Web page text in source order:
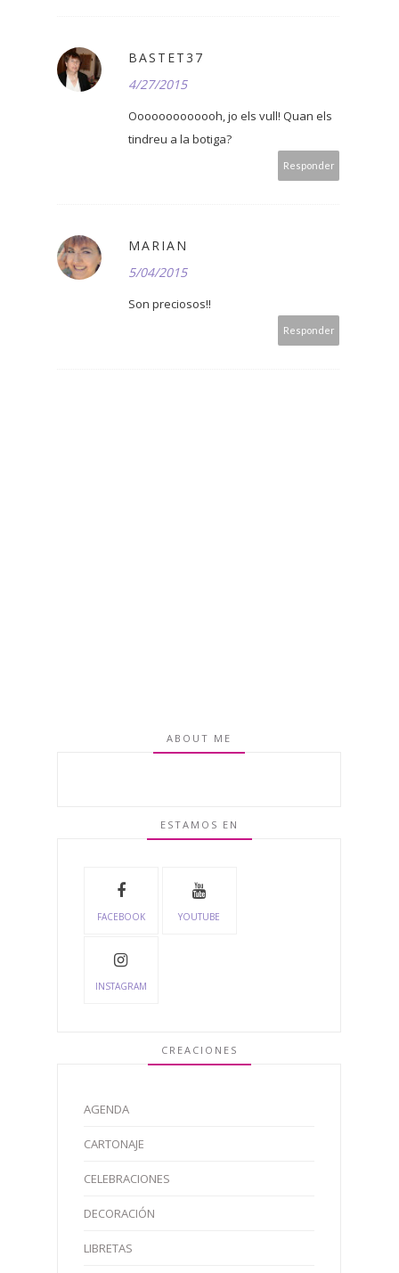
BASTET37
4/27/2015
Ooooooooooooh, jo els vull! Quan els
tindreu a la botiga?
Responder
MARIAN
5/04/2015
Son preciosos!!
Responder
ABOUT ME
ESTAMOS EN
FACEBOOK YOUTUBE
INSTAGRAM
CREACIONES
AGENDA
CARTONAJE
CELEBRACIONES
DECORACIÓN
LIBRETAS